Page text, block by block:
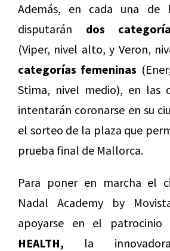
Además, en cada una de
disputarán dos
(Viper, nivel alto, y Veron,
categorías femeninas
Stima, nivel medio), en las
intentarán coronarse en su
el sorteo de la plaza que
prueba final de Mallorca.
Para poner en marcha el
Nadal Academy by
apoyarse en el patrocinio
HEALTH, la